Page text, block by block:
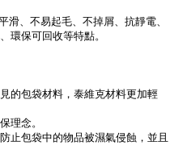
、不易起毛、不掉屑、抗靜電、
環保可回收等特點。
的包袋材料，泰維克材料更加輕
理念。
止包袋中的物品被濕氣侵蝕，並且